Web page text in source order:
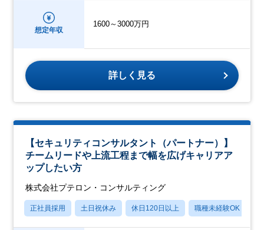
想定年収
1600～3000万円
詳しく見る
【セキュリティコンサルタント（パートナー）】
チームリードや上流工程まで幅を広げキャリアア
ップしたい方
株式会社プテロン・コンサルティング
正社員採用 土日祝休み 休日120日以上 職種未経験OK